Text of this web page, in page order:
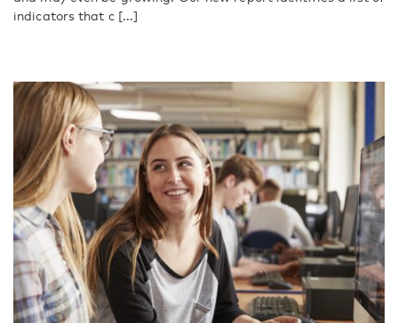
indicators that c [...]